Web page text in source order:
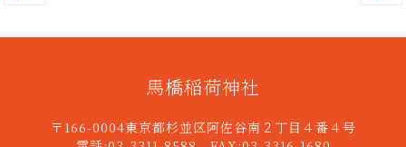
馬橋稲荷神社
〒166-0004東京都杉並区阿佐谷南２丁目４番４号